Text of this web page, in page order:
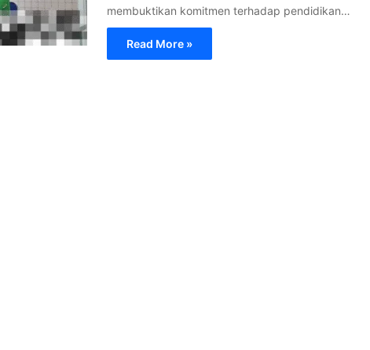
membuktikan komitmen terhadap pendidikan…
Read More »